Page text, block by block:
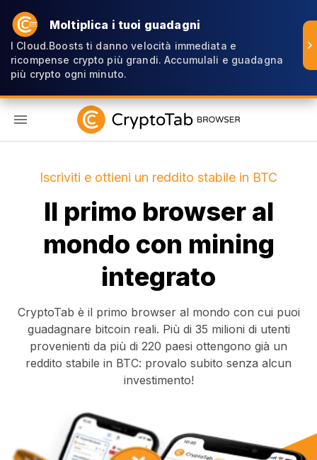
Moltiplica i tuoi guadagni
I Cloud.Boosts ti danno velocità immediata e
ricompense crypto più grandi. Accumulali e guadagna
più crypto ogni minuto.
Iscriviti e ottieni un reddito stabile in BTC
Il primo browser al
mondo con mining
integrato
CryptoTab è il primo browser al mondo con cui puoi
guadagnare bitcoin reali. Più di 35 milioni di utenti
provenienti da più di 220 paesi ottengono già un
reddito stabile in BTC: provalo subito senza alcun
investimento!